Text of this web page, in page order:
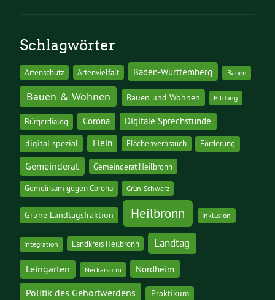
Schlagwörter
Artenschutz Artenvielfalt Baden-Württemberg Bauen
Bauen & Wohnen Bauen und Wohnen Bildung
Bürgerdialog Corona Digitale Sprechstunde
digital spezial Flein Flächenverbrauch Förderung
Gemeinderat Gemeinderat Heilbronn
Gemeinsam gegen Corona Grün-Schwarz
Grüne Landtagsfraktion Heilbronn Inklusion
Integration Landkreis Heilbronn Landtag
Leingarten Neckarsulm Nordheim
Politik des Gehörtwerdens Praktikum